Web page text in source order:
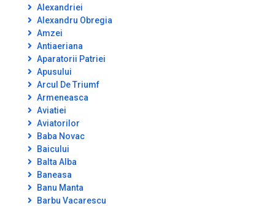
Alexandriei
Alexandru Obregia
Amzei
Antiaeriana
Aparatorii Patriei
Apusului
Arcul De Triumf
Armeneasca
Aviatiei
Aviatorilor
Baba Novac
Baicului
Balta Alba
Baneasa
Banu Manta
Barbu Vacarescu